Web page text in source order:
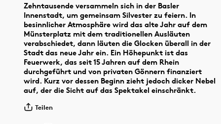
Zehntausende versammeln sich in der Basler
Innenstadt, um gemeinsam Silvester zu feiern. In
besinnlicher Atmosphäre wird das alte Jahr auf dem
Münsterplatz mit dem traditionellen Ausläuten
verabschiedet, dann läuten die Glocken überall in der
Stadt das neue Jahr ein. Ein Höhepunkt ist das
Feuerwerk, das seit 15 Jahren auf dem Rhein
durchgeführt und von privaten Gönnern finanziert
wird. Kurz vor dessen Beginn zieht jedoch dicker Nebel
auf, der die Sicht auf das Spektakel einschränkt.
Teilen